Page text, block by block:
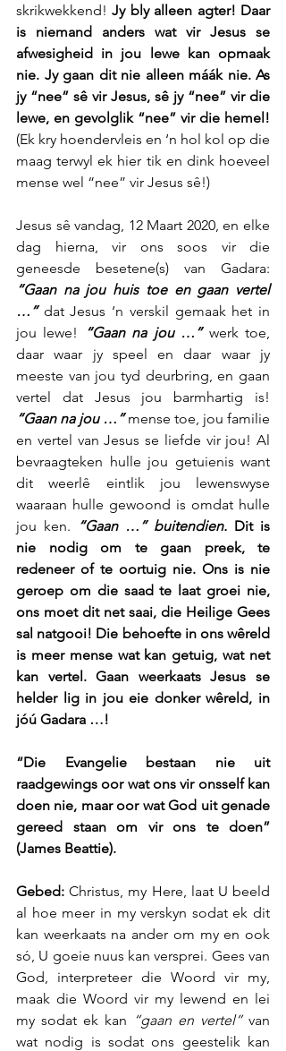
skrikwekkend! Jy bly alleen agter! Daar
is niemand anders wat vir Jesus se
afwesigheid in jou lewe kan opmaak
nie. Jy gaan dit nie alleen máák nie. As
jy “nee” sê vir Jesus, sê jy “nee” vir die
lewe, en gevolglik “nee” vir die hemel!
(Ek kry hoendervleis en ‘n hol kol op die
maag terwyl ek hier tik en dink hoeveel
mense wel “nee” vir Jesus sê!)
Jesus sê vandag, 12 Maart 2020, en elke
dag hierna, vir ons soos vir die
“Gaan na jou huis toe en gaan vertel
…” dat Jesus ‘n verskil gemaak het in
jou lewe!
“Gaan na jou …” werk toe,
daar waar jy speel en daar waar jy
meeste van jou tyd deurbring, en gaan
“Gaan na jou …” mense toe, jou familie
en vertel van Jesus se liefde vir jou! Al
bevraagteken hulle jou getuienis want
dit weerlê eintlik jou lewenswyse
waaraan hulle gewoond is omdat hulle
jou ken.
“Gaan …” buitendien. Dit is
nie nodig om te gaan preek, te
redeneer of te oortuig nie. Ons is nie
geroep om die saad te laat groei nie,
ons moet dit net saai, die Heilige Gees
sal natgooi! Die behoefte in ons wêreld
is meer mense wat kan getuig, wat net
kan vertel. Gaan weerkaats Jesus se
helder lig in jou eie donker wêreld, in
jóú Gadara …!
“Die Evangelie bestaan nie uit
raadgewings oor wat ons vir onsself kan
doen nie, maar oor wat God uit genade
gereed staan om vir ons te doen”
(James Beattie).
Gebed: Christus, my Here, laat U beeld
al hoe meer in my verskyn sodat ek dit
kan weerkaats na ander om my en ook
só, U goeie nuus kan versprei. Gees van
God, interpreteer die Woord vir my,
maak die Woord vir my lewend en lei
my sodat ek kan “gaan en vertel” van
wat nodig is sodat ons geestelik kan